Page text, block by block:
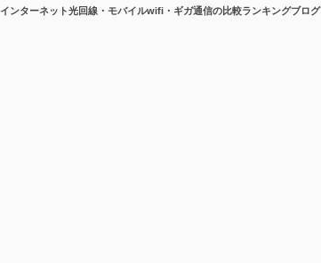
インターネット光回線・モバイルwifi・ギガ通信の比較ランキングブログ